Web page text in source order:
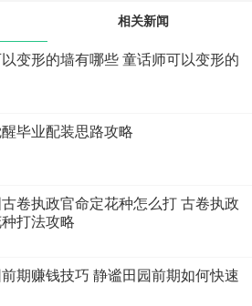
相关新闻
变形的墙有哪些 童话师可以变形的
毕业配装思路攻略
卷执政官命定花种怎么打 古卷执政
打法攻略
期赚钱技巧 静谧田园前期如何快速